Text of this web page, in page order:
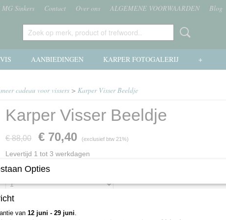
Sinkers Contact Over ons ALGEMENE VOORWAARDEN Blog
AANBIEDINGEN KARPER FOTOGALERIJ +
cadeau voor vissers > Karper Visser Beeldje
Karper Visser Beeldje
€ 88,00 € 70,40 (exclusief btw 21%)
Levertijd 1 tot 3 werkdagen
Aantal
IN WINKELWAGEN
Opties
van 12 juni - 29 juni.